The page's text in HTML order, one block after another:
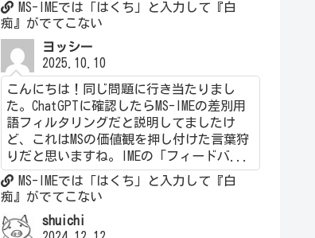
MS-IMEでは「はくち」と入力して『白
痴』がでてこない
ヨッシー
2025.10.10
こんにちは！同じ問題に行き当たりまし
た。ChatGPTに確認したらMS-IMEの差別用
語フィルタリングだと説明してましたけ
ど、これはMSの価値観を押し付けた言葉狩
りだと思いますね。IMEの「フィードバ...
MS-IMEでは「はくち」と入力して『白
痴』がでてこない
shuichi